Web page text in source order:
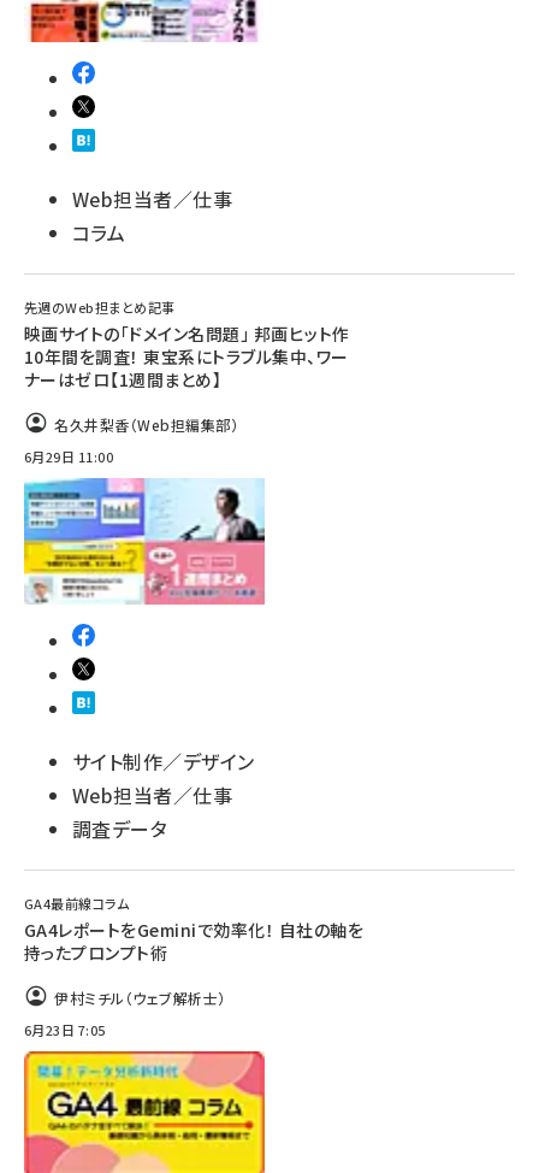
Web担当者／仕事
コラム
先週のWeb担まとめ記事
映画サイトの「ドメイン名問題」 邦画ヒット作
10年間を調査！ 東宝系にトラブル集中、ワー
ナーはゼロ【1週間まとめ】
名久井梨香（Web担編集部）
6月29日 11:00
サイト制作／デザイン
Web担当者／仕事
調査データ
GA4最前線コラム
GA4レポートをGeminiで効率化！ 自社の軸を
持ったプロンプト術
伊村ミチル（ウェブ解析士）
6月23日 7:05